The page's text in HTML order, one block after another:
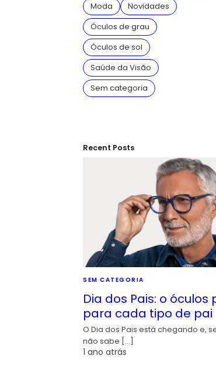
Moda
Novidades
Óculos de grau
Óculos de sol
Saúde da Visão
Sem categoria
Recent Posts
SEM CATEGORIA
Dia dos Pais: o óculos
para cada tipo de pai
O Dia dos Pais está chegando e,
não sabe […]
1 ano atrás